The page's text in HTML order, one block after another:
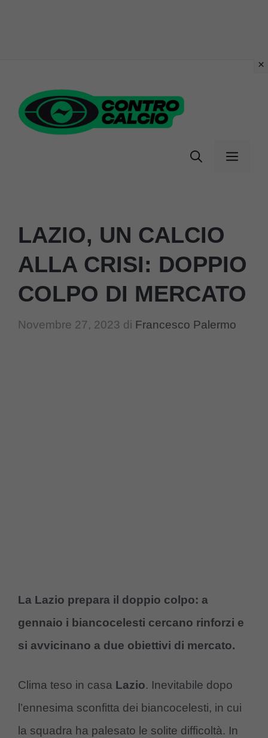
contenuto
Menu
LAZIO, UN CALCIO
ALLA CRISI: DOPPIO
COLPO DI MERCATO
Novembre 27, 2023 di Francesco Palermo
La Lazio prepara il doppio colpo: a
gennaio i biancocelesti cercano rinforzi e
si avvicinano a due obiettivi di mercato.
Clima teso in casa Lazio. Inevitabile dopo
l’ennesima sconfitta dei biancocelesti, in cui
la squadra ha palesato le solite difficoltà. In